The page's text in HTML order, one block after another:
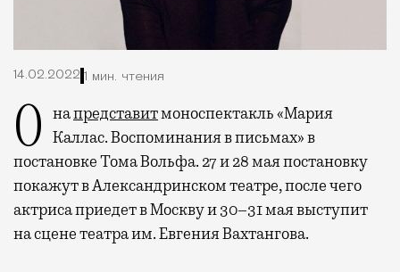
14.02.2022 1 мин. чтения
Онапредставитмоноспектакль «Мария
Каллас. Воспоминания в письмах» в
постановке Тома Вольфа. 27 и 28 мая постановку
покажут в Александринском театре, после чего
актриса приедет в Москву и 30–31 мая выступит
на сцене театра им. Евгения Вахтангова.